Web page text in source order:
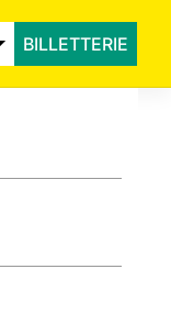
BILLETTERIE